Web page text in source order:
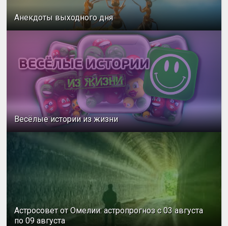
Анекдоты выходного дня
Весёлые истории из жизни
Астросовет от Омелии: астропрогноз с 03 августа
по 09 августа